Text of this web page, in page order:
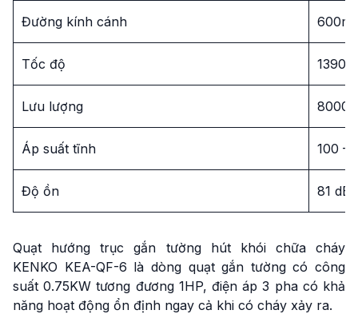
Đường kính cánh
Tốc độ 1390
Lưu lượng 8000
Áp suất tĩnh 100 –
Độ ồn 81 dB
Quạt hướng trục gắn tường hút khói chữa cháy
KENKO KEA-QF-6 là dòng quạt gắn tường có công
suất 0.75KW tương đương 1HP, điện áp 3 pha có khả
năng hoạt động ổn định ngay cả khi có cháy xảy ra.